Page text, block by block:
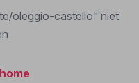
oleggio-castello" niet